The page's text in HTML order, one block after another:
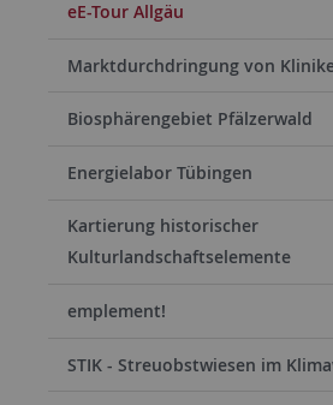
eE-Tour Allgäu
Marktdurchdringung von
Biosphärengebiet Pfälzerwald
Energielabor Tübingen
Kartierung historischer
Kulturlandschaftselemente
emplement!
STIK - Streuobstwiesen im